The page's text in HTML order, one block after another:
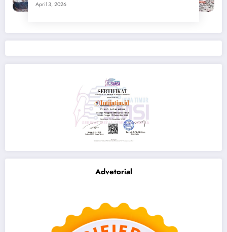
April 3, 2026
Advetorial